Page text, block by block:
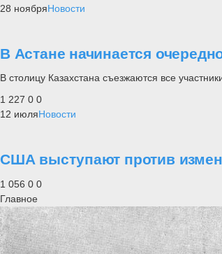
28 ноябряНовости
В Астане начинается
В столицу Казахстана съезжаются все
1 227 0 0
12 июляНовости
США выступают против
1 056 0 0
Главное